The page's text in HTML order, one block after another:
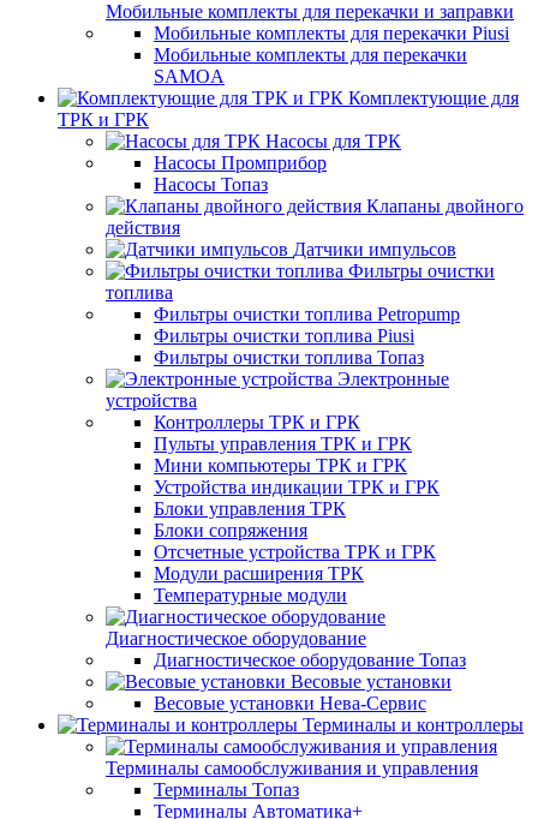
Мобильные комплекты для перекачки и заправки
Мобильные комплекты для перекачки Piusi
Мобильные комплекты для перекачки
SAMOA
Комплектующие для
ТРК и ГРК
Насосы для ТРК
Насосы Промприбор
Насосы Топаз
Клапаны двойного
действия
Датчики импульсов
Фильтры очистки
топлива
Фильтры очистки топлива Petropump
Фильтры очистки топлива Piusi
Фильтры очистки топлива Топаз
Электронные
устройства
Контроллеры ТРК и ГРК
Пульты управления ТРК и ГРК
Мини компьютеры ТРК и ГРК
Устройства индикации ТРК и ГРК
Блоки управления ТРК
Блоки сопряжения
Отсчетные устройства ТРК и ГРК
Модули расширения ТРК
Температурные модули
Диагностическое оборудование
Диагностическое оборудование Топаз
Весовые установки
Весовые установки Нева-Сервис
Терминалы и контроллеры
Терминалы самообслуживания и управления
Терминалы Топаз
Терминалы Автоматика+